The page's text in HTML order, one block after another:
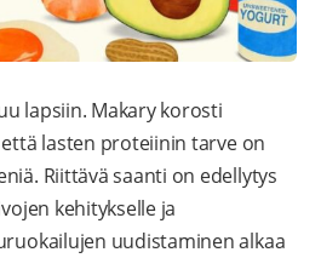
lapsiin. Makary korosti
lasten proteiinin tarve on
Riittävä saanti on edellytys
kehitykselle ja
uudistaminen alkaa